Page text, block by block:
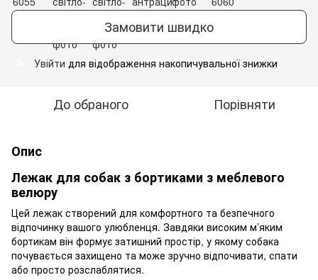
Замовити швидко
Увійти для відображення накопичувальної знижки
До обраного Порівняти
Опис
Лежак для собак з бортиками з меблевого
велюру
Цей лежак створений для комфортного та безпечного
відпочинку вашого улюбленця. Завдяки високим м’яким
бортикам він формує затишний простір, у якому собака
почувається захищено та може зручно відпочивати, спати
або просто розслаблятися.